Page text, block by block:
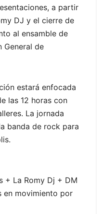
a partir
DJ y el cierre de
al ensamble de
General de
estará enfocada
las 12 horas con
La jornada
banda de rock para
+ La Romy Dj + DM
en movimiento por